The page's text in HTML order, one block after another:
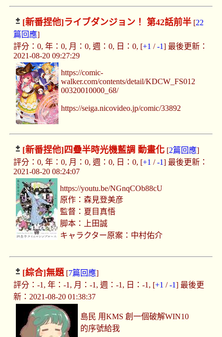
[新番捏他]ライブダンジョン！ 第42話前半[22
篇回應]
評分：0, 年：0, 月：0, 週：0, 日：0, [+1 /-1] 最後更新：
2021-08-20 09:27:29
https://comic-
walker.com/contents/detail/KDCW_FS012
00320010000_68/
https://seiga.nicovideo.jp/comic/33892
[新番捏他] 四疊半時光機藍調 動畫化[2篇回應]
評分：0, 年：0, 月：0, 週：0, 日：0, [+1 /-1] 最後更新：
2021-08-20 08:24:07
https://youtu.be/NGnqCOb88cU
原作：森見登美彦
監督：夏目真悟
脚本：上田誠
キャラクター原案：中村佑介
[綜合]無題[7篇回應]
評分：-1, 年：-1, 月：-1, 週：-1, 日：-1, [+1 /-1] 最後更
新：2021-08-20 01:38:37
島民 用KMS 創一個破解WIN10
的序號給我